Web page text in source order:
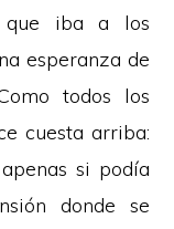
que iba a los
esperanza de
todos los
cuesta arriba:
si podía
donde se